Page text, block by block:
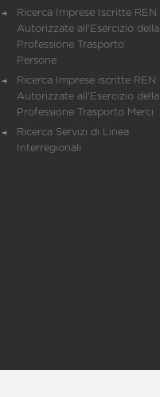
Ricerca Imprese Iscritte REN
Autorizzate all'Esercizio della
Professione Trasporto
Persone
Ricerca Imprese iscritte REN
Autorizzate all'Esercizio della
Professione Trasporto Merci
Ricerca Servizi di Linea
Interregionali